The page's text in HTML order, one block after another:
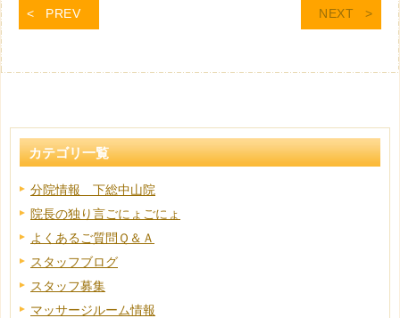
PREV NEXT
カテゴリ一覧
分院情報 下総中山院
院長の独り言ごにょごにょ
よくあるご質問Ｑ＆Ａ
スタッフブログ
スタッフ募集
マッサージルーム情報